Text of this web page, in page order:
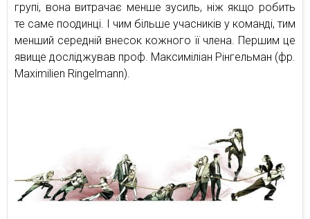
групі, вона витрачає менше зусиль, ніж якщо робить
те саме поодинці. І чим більше учасників у команді, тим
менший середній внесок кожного її члена. Першим це
явище досліджував проф. Максиміліан Рінгельман (фр.
Maximilien Ringelmann).